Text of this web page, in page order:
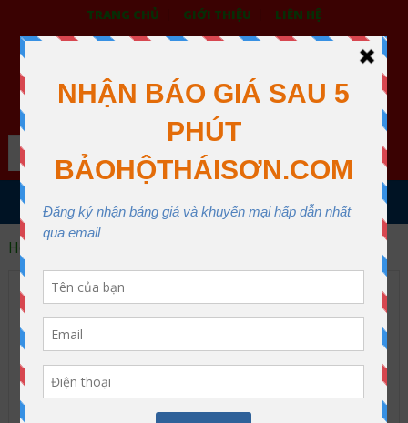
TRANG CHỦ GIỚI THIỆU LIÊN HỆ
BẢO HỘ LAO ĐỘNG THÁI SƠN
XƯỞNG MAY THÁI SƠN QUẬN 12
Search
MENU
Home
DANH MỤC SẢN PHẨM
An toàn ngành điện
Áo Khoác Đồng Phục